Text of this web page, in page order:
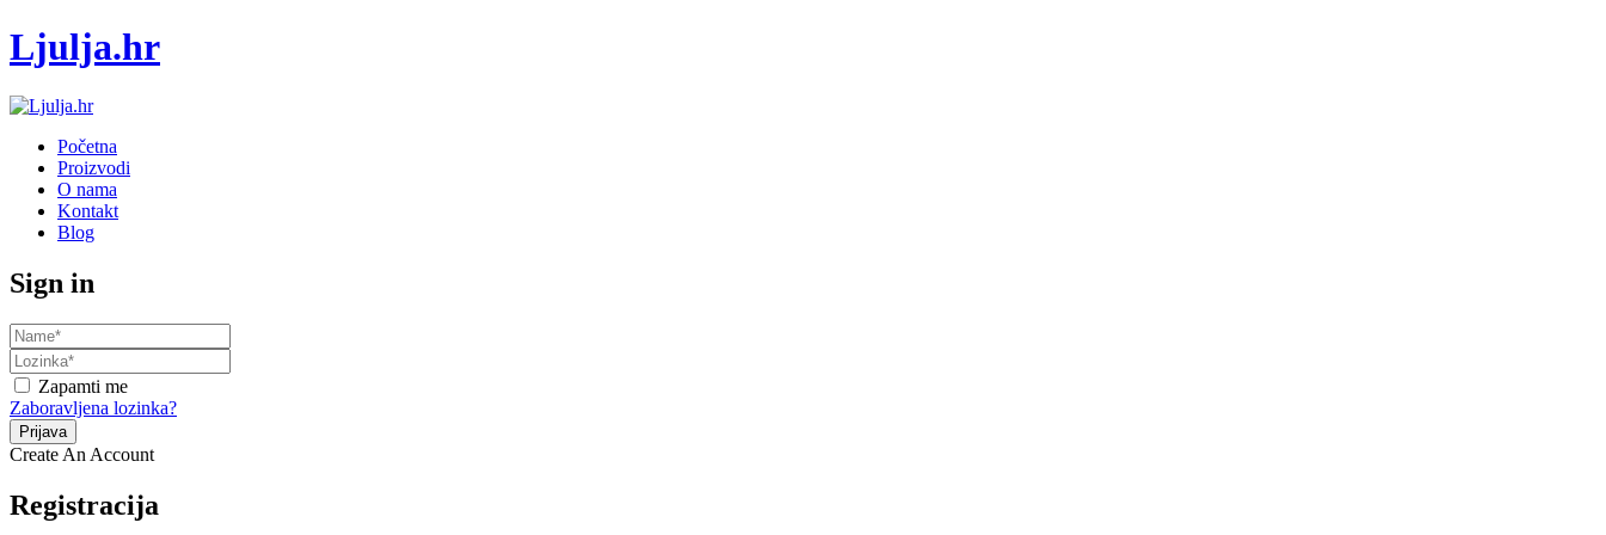
Ljulja.hr
Početna
Proizvodi
O nama
Kontakt
Blog
Sign in
Zapamti me
Zaboravljena lozinka?
Create An Account
Registracija